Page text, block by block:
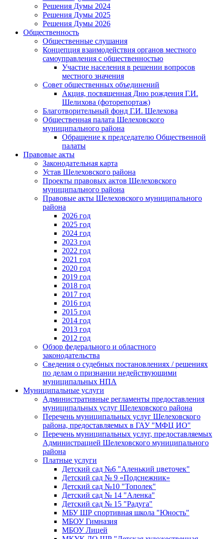
Решения Думы 2024
Решения Думы 2025
Решения Думы 2026
Общественность
Общественные слушания
Концепция взаимодействия органов местного
самоуправления с общественностью
Участие населения в решении вопросов
местного значения
Совет общественных объединений
Акция, посвященная Дню рождения Г.И.
Шелихова (фоторепортаж)
Благотворительный фонд Г.И. Шелехова
Общественная палата Шелеховского
муниципального района
Обращение к председателю Общественной
палаты
Правовые акты
Законодательная карта
Устав Шелеховского района
Проекты правовых актов Шелеховского
муниципального района
Правовые акты Шелеховского муниципального
района
2026 год
2025 год
2024 год
2023 год
2022 год
2021 год
2020 год
2019 год
2018 год
2017 год
2016 год
2015 год
2014 год
2013 год
2012 год
Обзор федерального и областного
законодательства
Сведения о судебных постановлениях / решениях
по делам о признании недействующими
муниципальных НПА
Муниципальные услуги
Административные регламенты предоставления
муниципальных услуг Шелеховского района
Перечень муниципальных услуг Шелеховского
района, предоставляемых в ГАУ "МФЦ ИО"
Перечень муниципальных услуг, предоставляемых
Администрацией Шелеховского муниципального
района
Платные услуги
Детский сад №6 "Аленький цветочек"
Детский сад № 9 «Подснежник»
Детский сад №10 "Тополек"
Детский сад № 14 "Аленка"
Детский сад № 15 "Радуга"
МБУ ШР спортивная школа "Юность"
МБОУ Гимназия
МБОУ Лицей